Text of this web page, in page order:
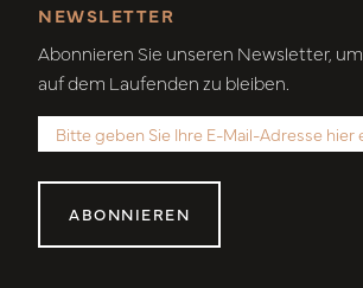
NEWSLETTER
Abonnieren Sie unseren Newsletter, um
auf dem Laufenden zu bleiben.
ABONNIEREN